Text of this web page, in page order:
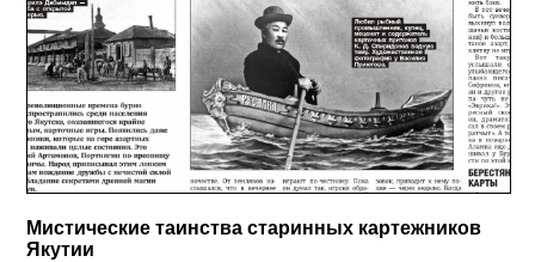
Мистические таинства старинных картежников
Якутии